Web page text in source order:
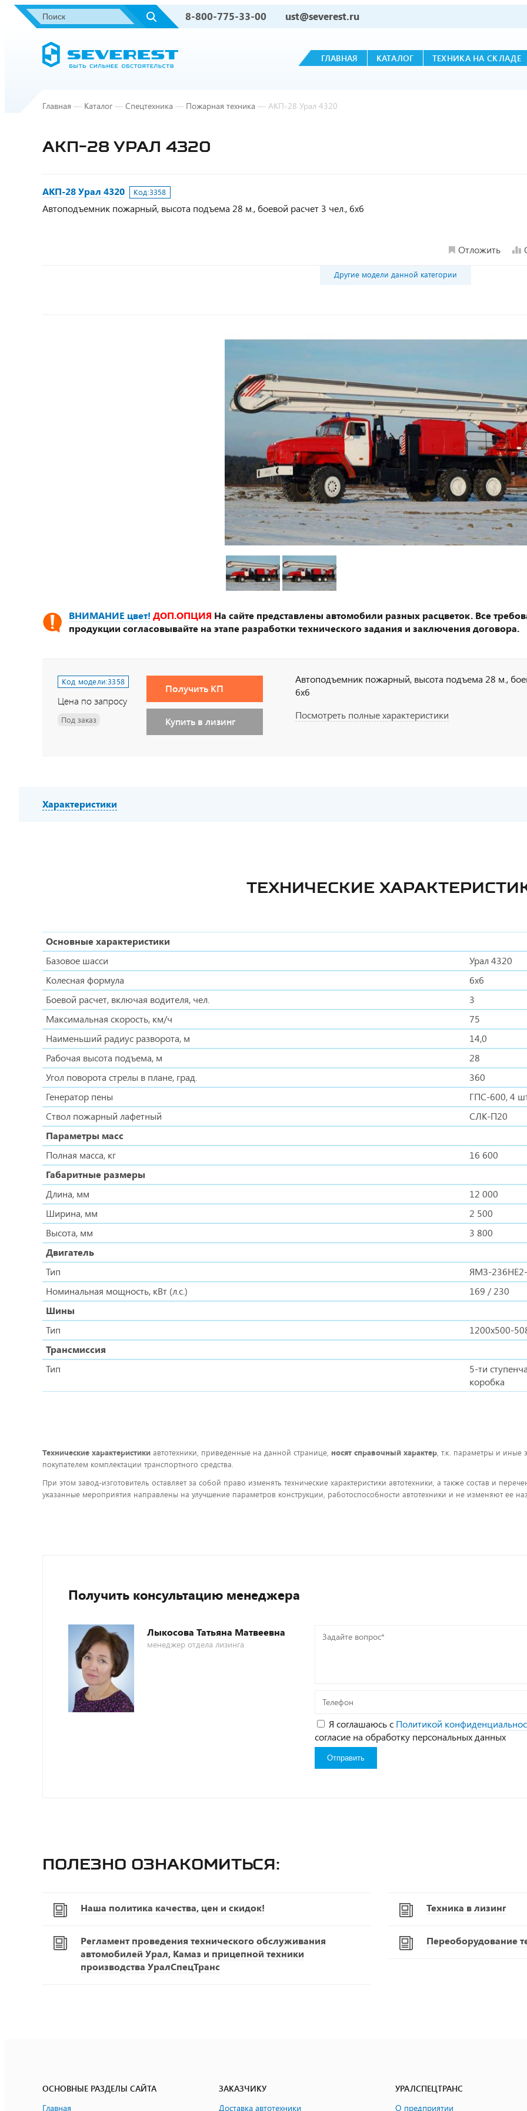
8-800-775-33-00 ust@severest.ru
ГЛАВНАЯ КАТАЛОГ ТЕХНИКА НА СКЛАДЕ
Главная — Каталог — Спецтехника — Пожарная техника — АКП-28 Урал 4320
АКП-28 УРАЛ 4320
АКП-28 Урал 4320 Код:3358
Автоподъемник пожарный, высота подъема 28 м., боевой расчет 3 чел., 6х6
Отложить
Другие модели данной категории
ВНИМАНИЕ цвет! ДОП.ОПЦИЯ На сайте представлены автомобили разных расцветок. Все
продукции согласовывайте на этапе разработки технического задания и заключения договора.
Код модели:3358
Цена по запросу
Под заказ
Получить КП
Купить в лизинг
Автоподъемник пожарный, высота подъема 28 м.,
6х6
Посмотреть полные характеристики
Характеристики
ТЕХНИЧЕСКИЕ
Основные характеристики
Базовое шасси
Урал 4320
Колесная формула
6x6
Боевой расчет, включая водителя, чел.
3
Максимальная скорость, км/ч
75
Наименьший радиус разворота, м
14,0
Рабочая высота подъема, м
28
Угол поворота стрелы в плане, град.
360
Генератор пены
ГПС-600, 4
Ствол пожарный лафетный
СЛК-П20
Параметры масс
Полная масса, кг
16 600
Габаритные размеры
Длина, мм
12 000
Ширина, мм
2 500
Высота, мм
3 800
Двигатель
Тип
ЯМЗ-
Номинальная мощность, кВт (л.с.)
169 / 230
Шины
Тип
1200х500-
Трансмиссия
Тип
5-ти
коробка
Технические характеристики автотехники, приведенные на данной странице, носят справочный характер, т.к. параметры и иные
покупателем комплектации транспортного средства.
При этом завод-изготовитель оставляет за собой право изменять технические характеристики автотехники, а также состав и
указанные мероприятия направлены на улучшение параметров конструкции, работоспособности автотехники и не изменяют ее
Получить консультацию менеджера
Лыкосова Татьяна Матвеевна
менеджер отдела лизинга
Задайте
Телефон
Я соглашаюсь с Политикой
согласие на обработку персональных данных
Полезно ознакомиться:
Наша политика качества, цен и скидок! Техника в лизинг
Регламент проведения технического обслуживания
автомобилей Урал, Камаз и прицепной техники
производства УралСпецТранс
Переоборудование
ОСНОВНЫЕ РАЗДЕЛЫ САЙТА
Главная
ЗАКАЗЧИКУ
Доставка автотехники
УРАЛСПЕЦТРАНС
О предприятии